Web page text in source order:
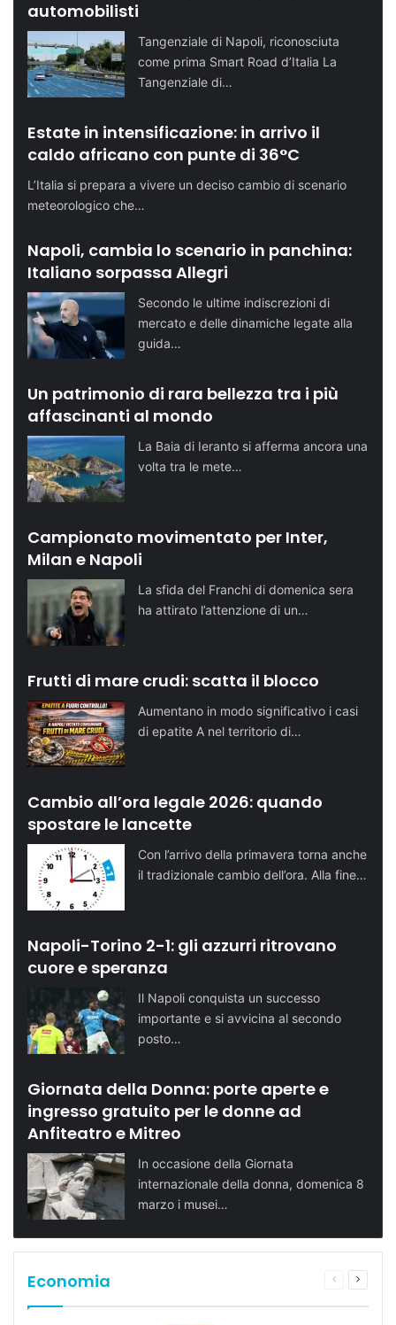
automobilisti
Tangenziale di Napoli, riconosciuta
come prima Smart Road d’Italia La
Tangenziale di…
Estate in intensificazione: in arrivo il
caldo africano con punte di 36°C
L’Italia si prepara a vivere un deciso cambio di scenario
meteorologico che…
Napoli, cambia lo scenario in panchina:
Italiano sorpassa Allegri
Secondo le ultime indiscrezioni di
mercato e delle dinamiche legate alla
guida…
Un patrimonio di rara bellezza tra i più
affascinanti al mondo
La Baia di Ieranto si afferma ancora una
volta tra le mete…
Campionato movimentato per Inter,
Milan e Napoli
La sfida del Franchi di domenica sera
ha attirato l’attenzione di un…
Frutti di mare crudi: scatta il blocco
Aumentano in modo significativo i casi
di epatite A nel territorio di…
Cambio all’ora legale 2026: quando
spostare le lancette
Con l’arrivo della primavera torna anche
il tradizionale cambio dell’ora. Alla fine…
Napoli-Torino 2-1: gli azzurri ritrovano
cuore e speranza
Il Napoli conquista un successo
importante e si avvicina al secondo
posto…
Giornata della Donna: porte aperte e
ingresso gratuito per le donne ad
Anfiteatro e Mitreo
In occasione della Giornata
internazionale della donna, domenica 8
marzo i musei…
Economia
Pagina